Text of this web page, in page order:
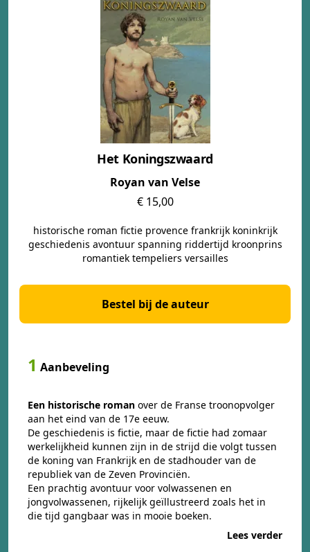
Het Koningszwaard
Royan van Velse
€ 15,00
historische roman fictie provence frankrijk koninkrijk
geschiedenis avontuur spanning riddertijd kroonprins
romantiek tempeliers versailles
Bestel bij de auteur
1 Aanbeveling
Een historische roman over de Franse troonopvolger
aan het eind van de 17e eeuw.
De geschiedenis is fictie, maar de fictie had zomaar
werkelijkheid kunnen zijn in de strijd die volgt tussen
de koning van Frankrijk en de stadhouder van de
republiek van de Zeven Provinciën.
Een prachtig avontuur voor volwassenen en
jongvolwassenen, rijkelijk geïllustreerd zoals het in
die tijd gangbaar was in mooie boeken.
Lees verder